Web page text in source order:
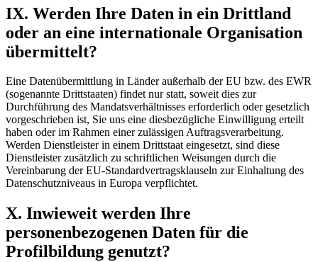
IX. Werden Ihre Daten in ein Drittland
oder an eine internationale Organisation
übermittelt?
Eine Datenübermittlung in Länder außerhalb der EU bzw. des EWR
(sogenannte Drittstaaten) findet nur statt, soweit dies zur
Durchführung des Mandatsverhältnisses erforderlich oder gesetzlich
vorgeschrieben ist, Sie uns eine diesbezügliche Einwilligung erteilt
haben oder im Rahmen einer zulässigen Auftragsverarbeitung.
Werden Dienstleister in einem Drittstaat eingesetzt, sind diese
Dienstleister zusätzlich zu schriftlichen Weisungen durch die
Vereinbarung der EU-Standardvertragsklauseln zur Einhaltung des
Datenschutzniveaus in Europa verpflichtet.
X. Inwieweit werden Ihre
personenbezogenen Daten für die
Profilbildung genutzt?